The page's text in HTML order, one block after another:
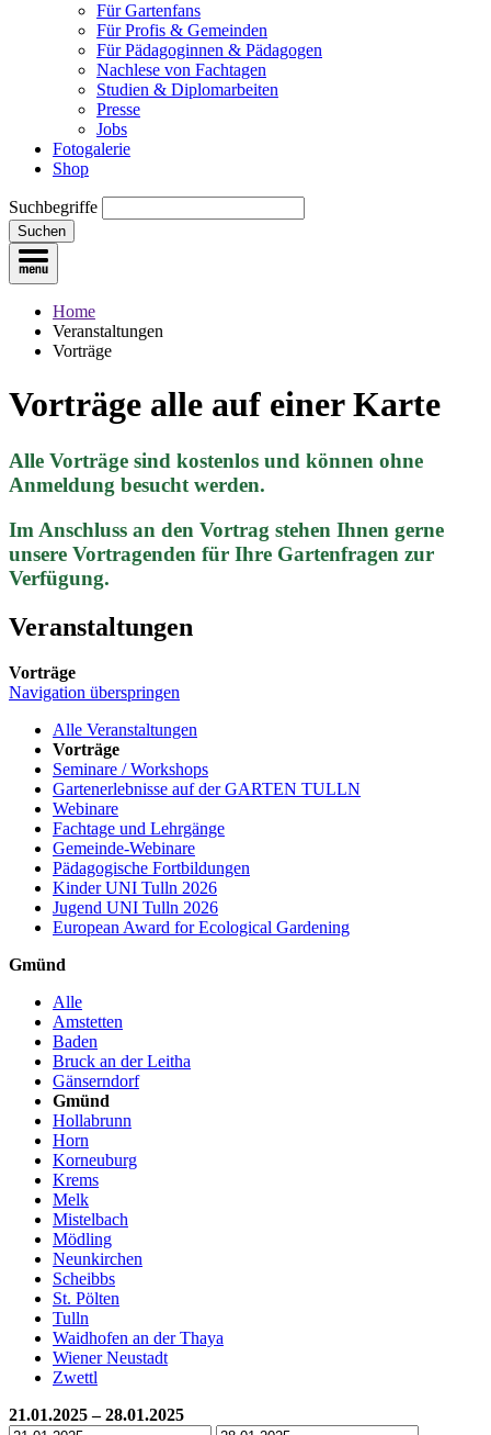
Für Gartenfans
Für Profis & Gemeinden
Für Pädagoginnen & Pädagogen
Nachlese von Fachtagen
Studien & Diplomarbeiten
Presse
Jobs
Fotogalerie
Shop
Suchbegriffe
Suchen
Home
Veranstaltungen
Vorträge
Vorträge alle auf einer Karte
Alle Vorträge sind kostenlos und können ohne
Anmeldung besucht werden.
Im Anschluss an den Vortrag stehen Ihnen gerne
unsere Vortragenden für Ihre Gartenfragen zur
Verfügung.
Veranstaltungen
Vorträge
Navigation überspringen
Alle Veranstaltungen
Vorträge
Seminare / Workshops
Gartenerlebnisse auf der GARTEN TULLN
Webinare
Fachtage und Lehrgänge
Gemeinde-Webinare
Pädagogische Fortbildungen
Kinder UNI Tulln 2026
Jugend UNI Tulln 2026
European Award for Ecological Gardening
Gmünd
Alle
Amstetten
Baden
Bruck an der Leitha
Gänserndorf
Gmünd
Hollabrunn
Horn
Korneuburg
Krems
Melk
Mistelbach
Mödling
Neunkirchen
Scheibbs
St. Pölten
Tulln
Waidhofen an der Thaya
Wiener Neustadt
Zwettl
21.01.2025 – 28.01.2025